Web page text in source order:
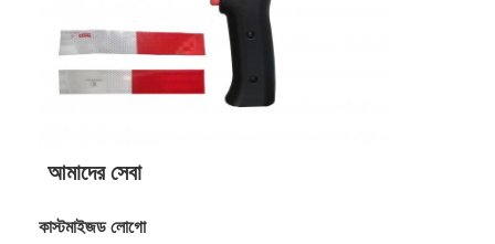
ফুটপাথ চিহ্নিত retroreflectometer
Retroreflectometer সাইন করুন
রাস্তা চিহ্নিতকরণ বেধ গেজ
পোর্টেবল retroreflectometer
আমাদের সেবা
কাস্টমাইজড লোগো